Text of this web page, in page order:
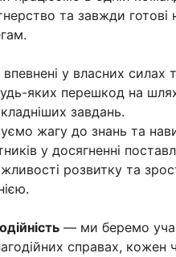
та завжди готові
у власних силах
яких перешкод на
завдань.
жагу до знань та
у досягненні
розвитку та
— ми беремо
справах, кожен